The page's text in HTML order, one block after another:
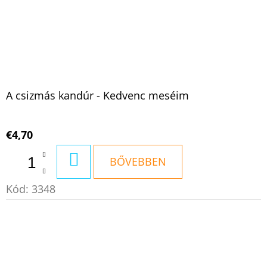
A csizmás kandúr - Kedvenc meséim
€4,70
KOSÁRBABŐVEBBEN
Kód: 3348